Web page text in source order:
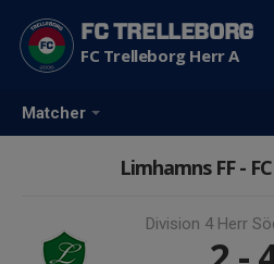
Matcher
FC TRELLEBORG
FC Trelleborg Herr A
Limhamns FF -
Division 4 Herr